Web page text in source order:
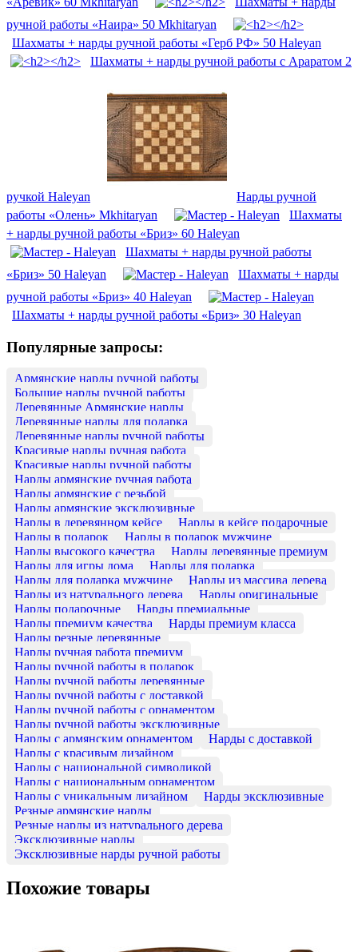
ручной работы «Наира» 50 Mkhitaryan
Шахматы + нарды ручной работы «Герб РФ» 50 Haleyan
Шахматы + нарды ручной работы с Араратом 2
ручкой Haleyan
Нарды ручной
работы «Олень» Mkhitaryan
Шахматы
+ нарды ручной работы «Бриз» 60 Haleyan
Шахматы + нарды ручной работы
«Бриз» 50 Haleyan
Шахматы + нарды
ручной работы «Бриз» 40 Haleyan
Шахматы + нарды ручной работы «Бриз» 30 Haleyan
Популярные запросы:
Армянские нарды ручной работы
Большие нарды ручной работы
Деревянные Армянские нарды
Деревянные нарды для подарка
Деревянные нарды ручной работы
Красивые нарды ручная работа
Красивые нарды ручной работы
Нарды армянские ручная работа
Нарды армянские с резьбой
Нарды армянские эксклюзивные
Нарды в деревянном кейсе
Нарды в кейсе подарочные
Нарды в подарок
Нарды в подарок мужчине
Нарды высокого качества
Нарды деревянные премиум
Нарды для игры дома
Нарды для подарка
Нарды для подарка мужчине
Нарды из массива дерева
Нарды из натурального дерева
Нарды оригинальные
Нарды подарочные
Нарды премиальные
Нарды премиум качества
Нарды премиум класса
Нарды резные деревянные
Нарды ручная работа премиум
Нарды ручной работы в подарок
Нарды ручной работы деревянные
Нарды ручной работы с доставкой
Нарды ручной работы с орнаментом
Нарды ручной работы эксклюзивные
Нарды с армянским орнаментом
Нарды с доставкой
Нарды с красивым дизайном
Нарды с национальной символикой
Нарды с национальным орнаментом
Нарды с уникальным дизайном
Нарды эксклюзивные
Резные армянские нарды
Резные нарды из натурального дерева
Эксклюзивные нарды
Эксклюзивные нарды ручной работы
Похожие товары